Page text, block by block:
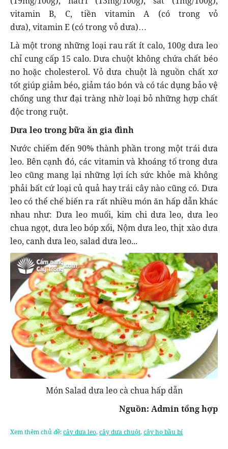
vitamin B, C, tiền vitamin A (có trong vỏ
dưa), vitamin E (có trong vỏ dưa)…
Là một trong những loại rau rất ít calo, 100g dưa leo
chỉ cung cấp 15 calo. Dưa chuột không chứa chất béo
no hoặc cholesterol. Vỏ dưa chuột là nguồn chất xơ
tốt giúp giảm béo, giảm táo bón và có tác dụng bảo vệ
chống ung thư đại tràng nhờ loại bỏ những hợp chất
độc trong ruột.
Dưa leo trong bữa ăn gia đình
Nước chiếm đến 90% thành phần trong một trái dưa
leo. Bên cạnh đó, các vitamin và khoáng tố trong dưa
leo cũng mang lại những lợi ích sức khỏe mà không
phải bất cứ loại củ quả hay trái cây nào cũng có. Dưa
leo có thể chế biến ra rất nhiều món ăn hấp dẫn khác
nhau như: Dưa leo muối, kim chi dưa leo, dưa leo
chua ngọt, dưa leo bóp xổi, Nộm dưa leo, thịt xào dưa
leo, canh dưa leo, salad dưa leo...
Món Salad dưa leo cà chua hấp dẫn
Nguồn: Admin tổng hợp
Xem thêm chủ đề:cây dưa leo,cây dưa chuột,cây họ bầu bí